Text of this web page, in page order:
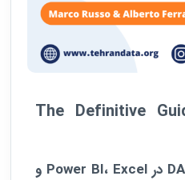
The Definitive
در ، Excel
و